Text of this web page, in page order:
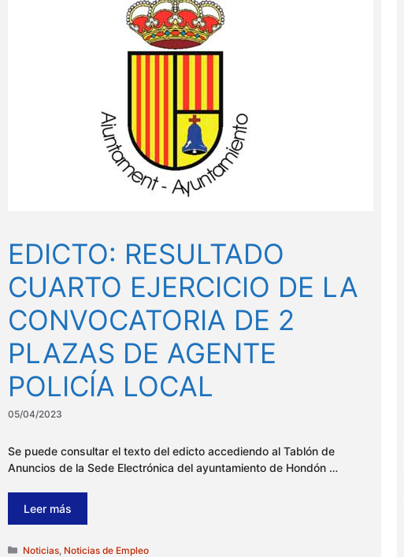
EDICTO: RESULTADO
CUARTO EJERCICIO DE LA
CONVOCATORIA DE 2
PLAZAS DE AGENTE
POLICÍA LOCAL
05/04/2023
Se puede consultar el texto del edicto accediendo al Tablón de
Anuncios de la Sede Electrónica del ayuntamiento de Hondón …
Leer más
Categorías
Noticias Noticias de Empleo